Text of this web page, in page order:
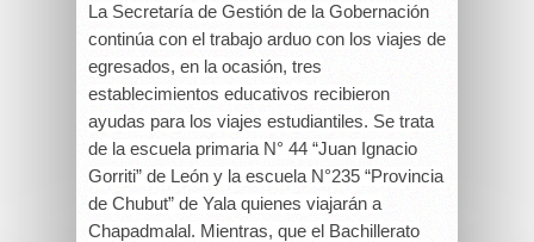
La Secretaría de Gestión de la Gobernación
continúa con el trabajo arduo con los viajes de
egresados, en la ocasión, tres
establecimientos educativos recibieron
ayudas para los viajes estudiantiles. Se trata
de la escuela primaria N° 44 “Juan Ignacio
Gorriti” de León y la escuela N°235 “Provincia
de Chubut” de Yala quienes viajarán a
Chapadmalal. Mientras, que el Bachillerato